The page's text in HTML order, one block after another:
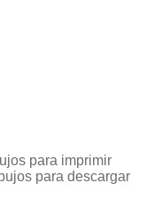
para imprimir
para descargar